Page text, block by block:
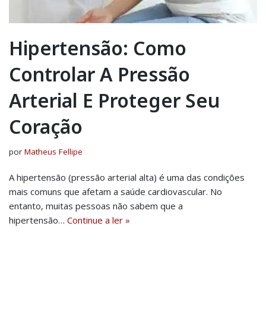
Hipertensão: Como
Controlar A Pressão
Arterial E Proteger Seu
Coração
por Matheus Fellipe
A hipertensão (pressão arterial alta) é uma das condições
mais comuns que afetam a saúde cardiovascular. No
entanto, muitas pessoas não sabem que a
hipertensão… Continue a ler »